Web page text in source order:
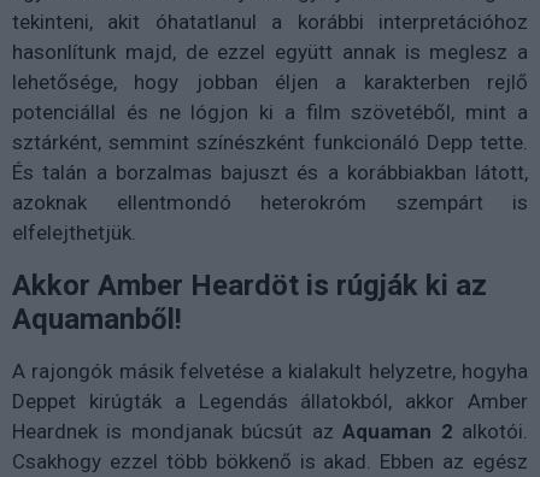
tekinteni, akit óhatatlanul a korábbi interpretációhoz
hasonlítunk majd, de ezzel együtt annak is meglesz a
lehetősége, hogy jobban éljen a karakterben rejlő
potenciállal és ne lógjon ki a film szövetéből, mint a
sztárként, semmint színészként funkcionáló Depp tette.
És talán a borzalmas bajuszt és a korábbiakban látott,
azoknak ellentmondó heterokróm szempárt is
elfelejthetjük.
Akkor Amber Heardöt is rúgják ki az
Aquamanből!
A rajongók másik felvetése a kialakult helyzetre, hogyha
Deppet kirúgták a Legendás állatokból, akkor Amber
Heardnek is mondjanak búcsút azAquaman 2 alkotói.
Csakhogy ezzel több bökkenő is akad. Ebben az egész